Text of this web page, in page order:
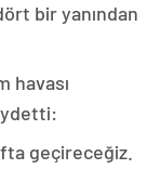
bir yanından
havası
geçireceğiz.